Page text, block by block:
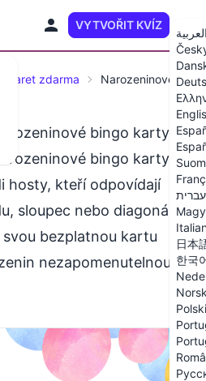
VYTVOŘIT KVÍZ
עברית
日本
한국
Polski
karet zdarma Narozeninové
bingo karty
bingo karty
hosty, kteří odpovídají
sloupec nebo diagonálu,
bezplatnou kartu
nezapomenutelnou